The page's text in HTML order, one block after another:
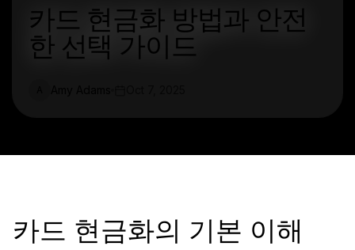
카드 현금화 방법과 안전
한 선택 가이드
카드 현금화의 기본 이해